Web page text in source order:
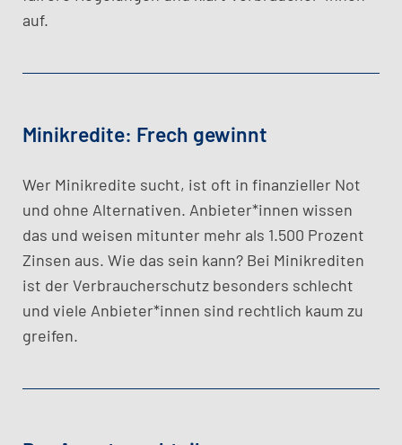
auf.
Minikredite: Frech gewinnt
Wer Minikredite sucht, ist oft in finanzieller Not
und ohne Alternativen. Anbieter*innen wissen
das und weisen mitunter mehr als 1.500 Prozent
Zinsen aus. Wie das sein kann? Bei Minikrediten
ist der Verbraucherschutz besonders schlecht
und viele Anbieter*innen sind rechtlich kaum zu
greifen.